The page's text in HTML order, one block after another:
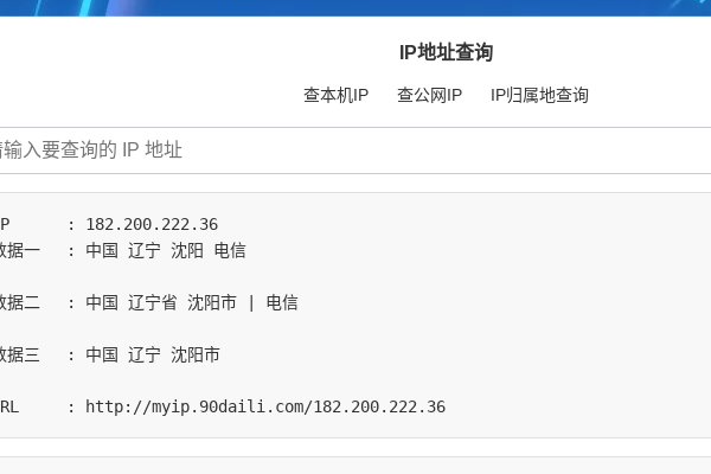
IP地址查询
查本机IP 查公网IP IP归属地查询
: 中国 辽宁 沈阳 电信
中国 辽宁省 沈阳市 | 电信
: 中国 辽宁 沈阳市